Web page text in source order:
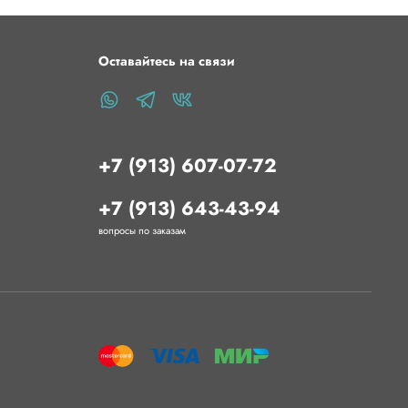
карты памяти: 32 Гб
ILI9341 (8 бит) / ST7789V
выводами (Д х Ш х В): 72 х 53 х 14 (мм)
элемента управления
к маленьким контроллерам напрямую
Оставайтесь на связи
+7 (913) 607-07-72
+7 (913) 643-43-94
вопросы по заказам